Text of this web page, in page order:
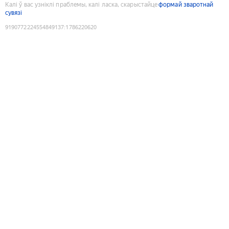
Калі ў вас узніклі праблемы, калі ласка, скарыстайцеформай зваротнай
сувязі
9190772224554849137:1786220620